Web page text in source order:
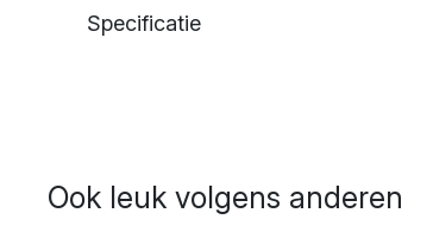
Specificatie
Ook leuk volgens anderen